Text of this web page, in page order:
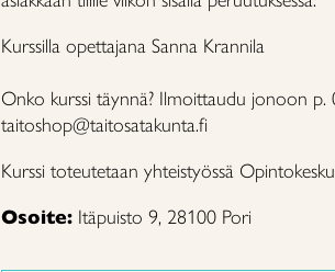
Kurssilla opettajana Sanna Krannila
Onko kurssi täynnä? Ilmoittaudu jonoon
taitoshop@taitosatakunta.fi
Kurssi toteutetaan yhteistyössä
Osoite: Itäpuisto 9, 28100 Pori